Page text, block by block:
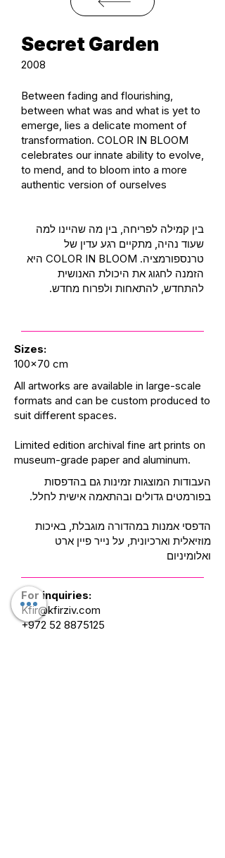
Secret Garden
2008
Between fading and flourishing,
between what was and what is yet to
emerge, lies a delicate moment of
transformation. COLOR IN BLOOM
celebrates our innate ability to evolve,
to mend, and to bloom into a more
authentic version of ourselves
בין קמילה לפריחה, בין מה שהיינו למה
שעוד נהיה, מתקיים רגע עדין של
טרנספורמציה. COLOR IN BLOOM היא
הזמנה לחגוג את היכולת האנושית
להתחדש, להתאחות ולפרוח מחדש.
Sizes:
100x70 cm
All artworks are available in large-scale
formats and can be custom produced to
suit different spaces.
Limited edition archival fine art prints on
museum-grade paper and aluminum.
העבודות המוצגות זמינות גם בהדפסות
בפורמטים גדולים ובהתאמה אישית לחלל.
הדפסי אמנות במהדורה מוגבלת, באיכות
מוזיאלית וארכיונית, על נייר פיין ארט
ואלומיניום
For inquiries:
Kfir@kfirziv.com
+972 52 8875125